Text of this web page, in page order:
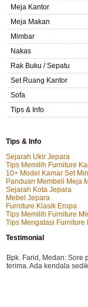
Meja Kantor
Meja Makan
Mimbar
Nakas
Rak Buku / Sepatu
Set Ruang Kantor
Sofa
Tips & Info
Tips & Info
Sejarah Ukir Jepara
Tips Memilih Furniture
10+ Model Kamar Set
Panduan Membeli Meja
Sejarah Kota Jepara
Mebel Jepara
Furniture Klasik Eropa
Tips Memilih Furniture
Tips Mengatasi Furniture
Testimonial
Bpk. Farid, Medan: Sore
terima. Ada kendala